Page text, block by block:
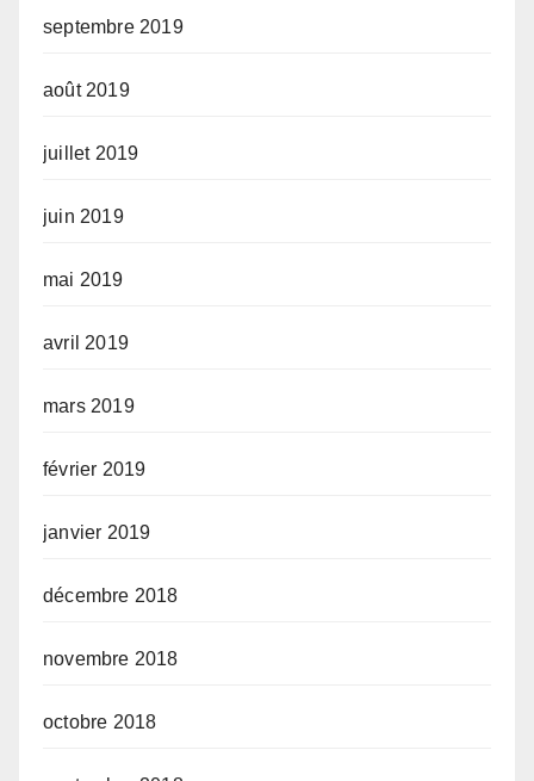
septembre 2019
août 2019
juillet 2019
juin 2019
mai 2019
avril 2019
mars 2019
février 2019
janvier 2019
décembre 2018
novembre 2018
octobre 2018